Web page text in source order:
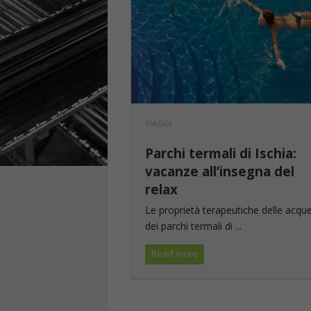
VIAGGI
Parchi termali di Ischia:
vacanze all’insegna del
relax
Le proprietà terapeutiche delle
dei parchi termali di ...
Read more